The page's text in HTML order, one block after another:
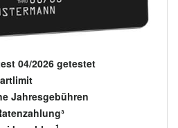
04/2026 getestet
Jahresgebühren